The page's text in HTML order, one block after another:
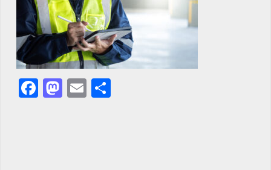
Facebook
Mastodon
Email